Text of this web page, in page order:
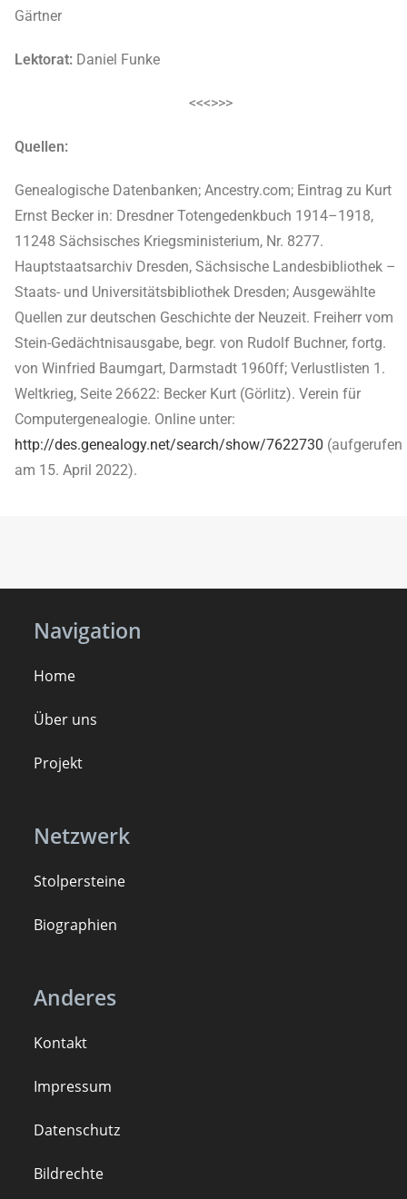
Gärtner
Lektorat: Daniel Funke
<<<>>>
Quellen:
Genealogische Datenbanken; Ancestry.com; Eintrag zu Kurt
Ernst Becker in: Dresdner Totengedenkbuch 1914–1918,
11248 Sächsisches Kriegsministerium, Nr. 8277.
Hauptstaatsarchiv Dresden, Sächsische Landesbibliothek –
Staats- und Universitätsbibliothek Dresden; Ausgewählte
Quellen zur deutschen Geschichte der Neuzeit. Freiherr vom
Stein-Gedächtnisausgabe, begr. von Rudolf Buchner, fortg.
von Winfried Baumgart, Darmstadt 1960ff; Verlustlisten 1.
Weltkrieg, Seite 26622: Becker Kurt (Görlitz). Verein für
Computergenealogie. Online unter:
http://des.genealogy.net/search/show/7622730 (aufgerufen
am 15. April 2022).
Navigation
Home
Über uns
Projekt
Netzwerk
Stolpersteine
Biographien
Anderes
Kontakt
Impressum
Datenschutz
Bildrechte